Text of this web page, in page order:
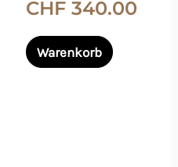
CHF 340.00
Warenkorb
werden